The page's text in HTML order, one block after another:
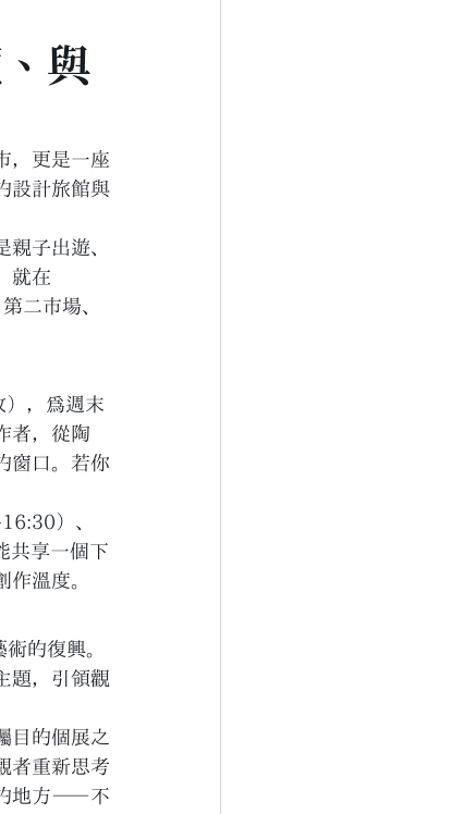
與
，更是一座
設計旅館與
子出遊、
就在
二市場、
），為週末
者，從陶
窗口。若你
）、
共享一個下
溫度。
的復興。
題，引領觀
目的個展之
者重新思考
的地方——不